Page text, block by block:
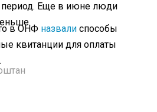
Еще в июне люди
в ОНФ назвали способы
квитанции для оплаты